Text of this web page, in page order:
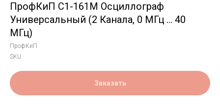
ПрофКиП С1-161М Осциллограф
Универсальный (2 Канала, 0 МГц … 40
МГц)
ПрофКиП
SKU:
Заказать